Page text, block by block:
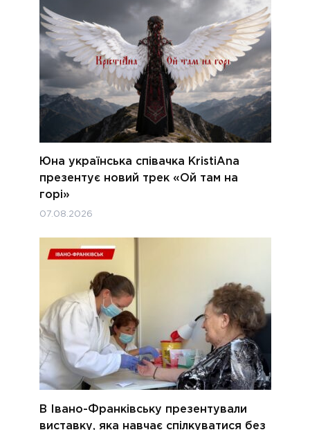
Юна українська співачка KristiAna
презентує новий трек «Ой там на
горі»
07.08.2026
В Івано-Франківську презентували
виставку, яка навчає спілкуватися без